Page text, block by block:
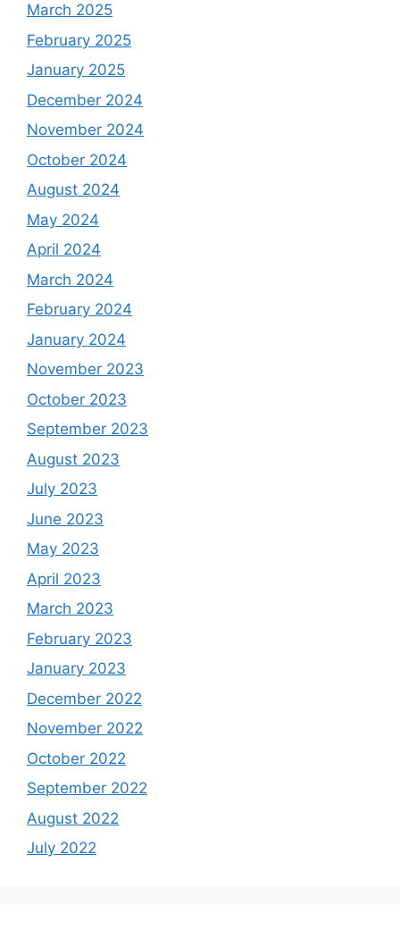
March 2025
February 2025
January 2025
December 2024
November 2024
October 2024
August 2024
May 2024
April 2024
March 2024
February 2024
January 2024
November 2023
October 2023
September 2023
August 2023
July 2023
June 2023
May 2023
April 2023
March 2023
February 2023
January 2023
December 2022
November 2022
October 2022
September 2022
August 2022
July 2022